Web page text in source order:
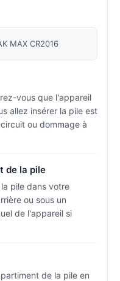
MAX CR2016
vous que l'appareil
allez insérer la pile est
ou dommage à
de la pile
pile dans votre
ou sous un
de l'appareil si
de la pile en